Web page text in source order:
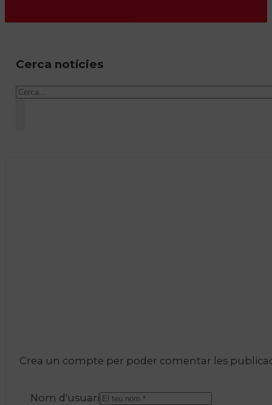
Cerca notícies
Cercar
Crea un compte per poder comentar les
Nom d'usuari